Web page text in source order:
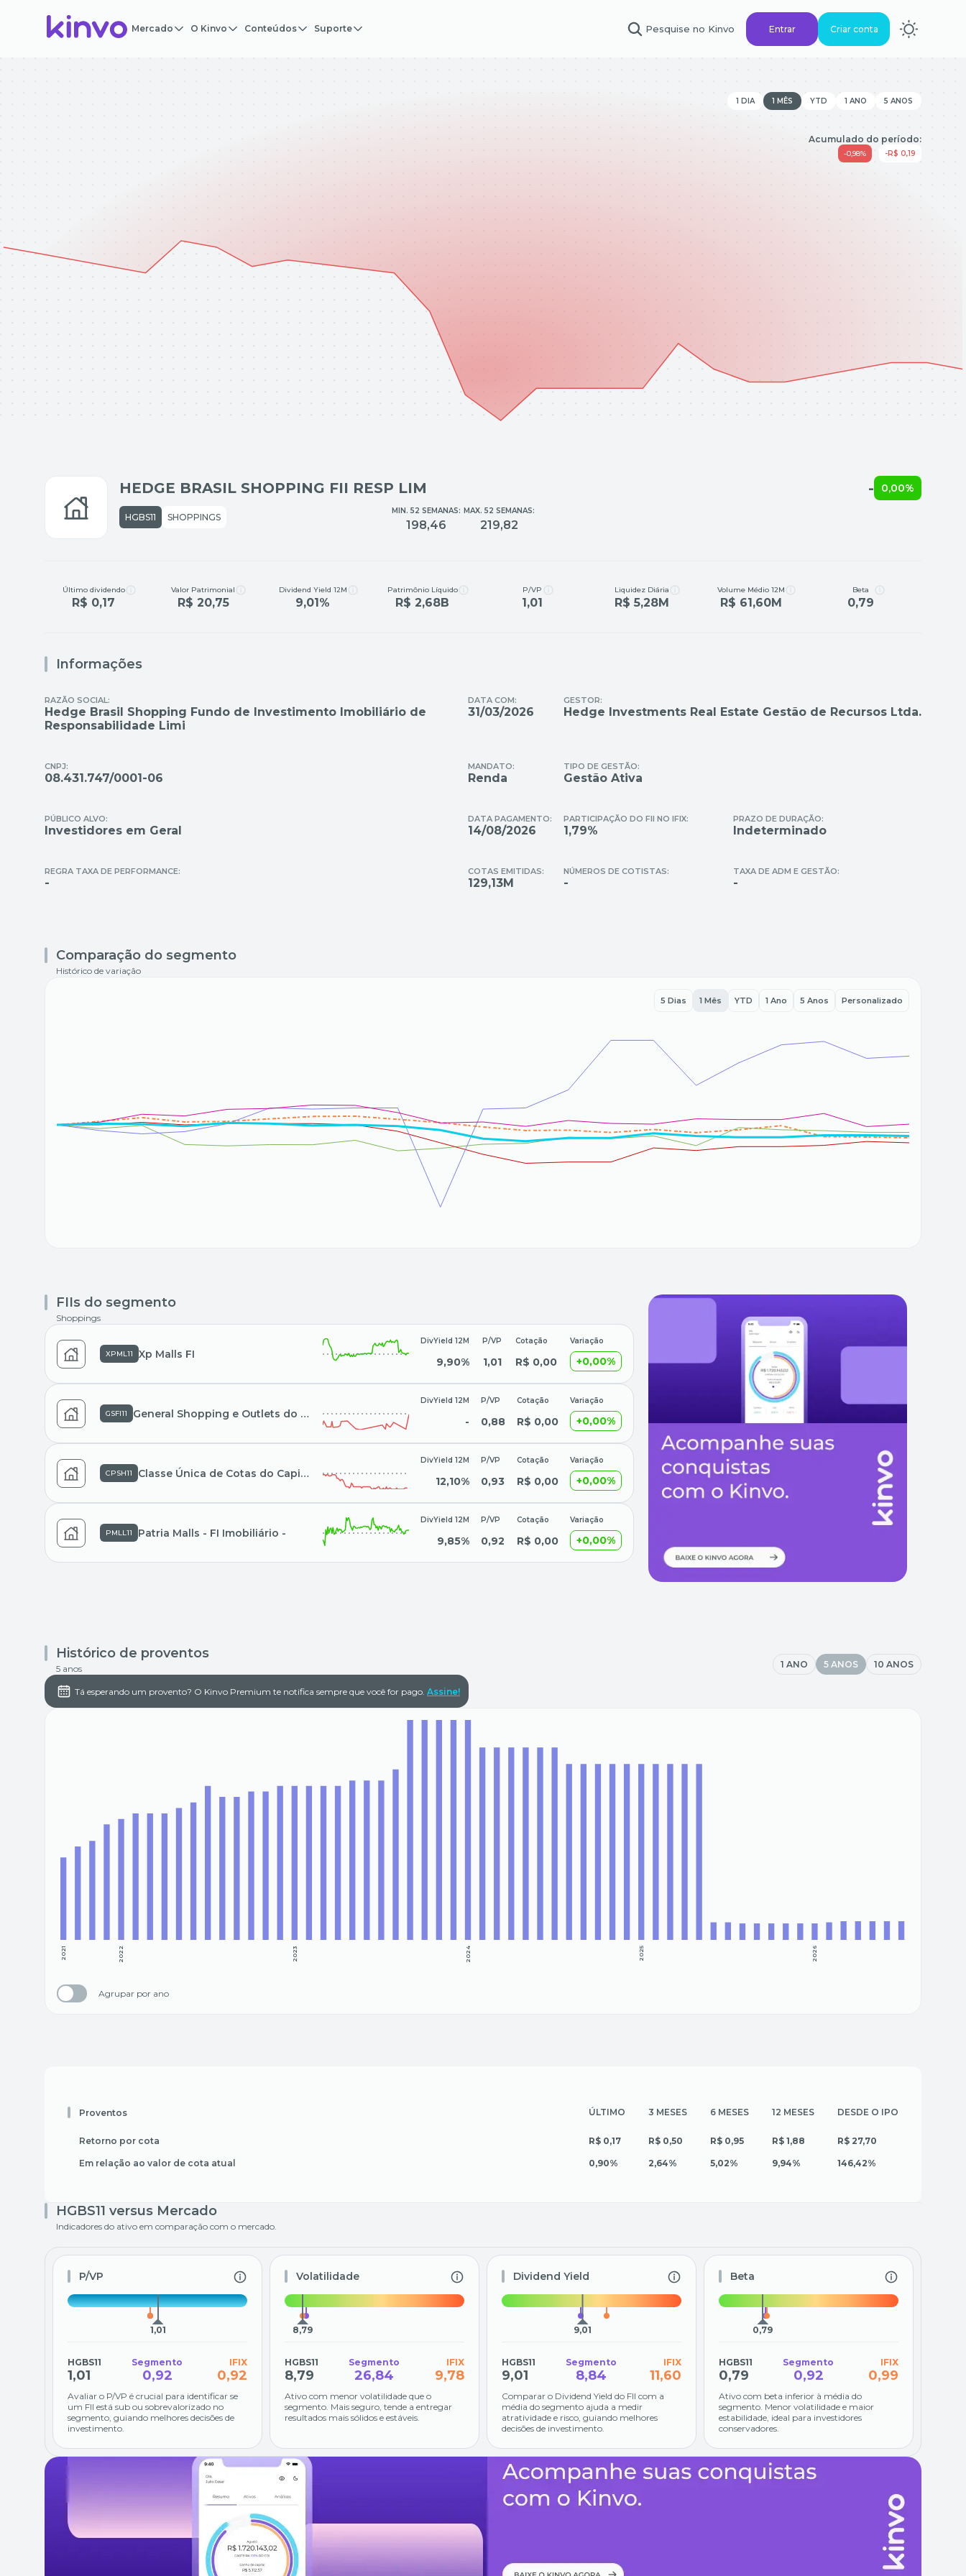
Mercado O Kinvo Conteúdos Suporte Pesquise no Kinvo Entrar Criar conta
1 DIA 1 MÊS YTD 1 ANO 5 ANOS
Acumulado do período:
-0,98% -R$ 0,19
HEDGE BRASIL SHOPPING FII RESP LIM
HGBS11 SHOPPINGS
- 0,00%
MIN. 52 SEMANAS:
198,46
MAX. 52 SEMANAS:
219,82
Último dividendo
R$ 0,17
Valor Patrimonial
R$ 20,75
Dividend Yield 12M
9,01%
Patrimônio Líquido
R$ 2,68B
P/VP
1,01
Liquidez Diária
R$ 5,28M
Volume Médio 12M
R$ 61,60M
Beta
0,79
Informações
RAZÃO SOCIAL:
Hedge Brasil Shopping Fundo de Investimento Imobiliário de
Responsabilidade Limi
DATA COM:
31/03/2026
GESTOR:
Hedge Investments Real Estate Gestão de Recursos Ltda.
CNPJ:
08.431.747/0001-06
MANDATO:
Renda
TIPO DE GESTÃO:
Gestão Ativa
PÚBLICO ALVO:
Investidores em Geral
DATA PAGAMENTO:
14/08/2026
PARTICIPAÇÃO DO FII NO IFIX:
1,79%
PRAZO DE DURAÇÃO:
Indeterminado
REGRA TAXA DE PERFORMANCE:
-
TAXA DE ADM E GESTÃO:
-
COTAS EMITIDAS:
129,13M
NÚMEROS DE COTISTAS:
-
Comparação do segmento
Histórico de variação
5 Dias 1 Mês YTD 1 Ano 5 Anos Personalizado
FIIs do segmento
Shoppings
XPML11 Xp Malls FI
DivYield 12M
9,90%
P/VP
1,01
Cotação
R$ 0,00
Variação
+0,00%
GSFI11 General Shopping e Outlets do Brasil FII Resp Limi
DivYield 12M
-
P/VP
0,88
Cotação
R$ 0,00
Variação
+0,00%
CPSH11 Classe Única de Cotas do Capitânia Shoppings Fundo
DivYield 12M
12,10%
P/VP
0,93
Cotação
R$ 0,00
Variação
+0,00%
PMLL11 Patria Malls - FI Imobiliário -
DivYield 12M
9,85%
P/VP
0,92
Cotação
R$ 0,00
Variação
+0,00%
Histórico de proventos
5 anos 1 ANO 5 ANOS 10 ANOS
Tá esperando um provento? O Kinvo Premium te notifica sempre que você for pago. Assine!
2026
2025
2024
2023
2022
2021
Agrupar por ano
Proventos ÚLTIMO 3 MESES 6 MESES 12 MESES DESDE O IPO
Retorno por cota R$ 0,17 R$ 0,50 R$ 0,95 R$ 1,88 R$ 27,70
Em relação ao valor de cota atual 0,90% 2,64% 5,02% 9,94% 146,42%
HGBS11 versus Mercado
Indicadores do ativo em comparação com o mercado.
P/VP
1,01
HGBS11
1,01
Segmento
0,92
IFIX
0,92
Avaliar o P/VP é crucial para identificar se
um FII está sub ou sobrevalorizado no
segmento, guiando melhores decisões de
investimento.
Volatilidade
8,79
HGBS11
8,79
Segmento
26,84
IFIX
9,78
Ativo com menor volatilidade que o
segmento. Mais seguro, tende a entregar
resultados mais sólidos e estáveis.
Dividend Yield
9,01
HGBS11
9,01
Segmento
8,84
IFIX
11,60
Comparar o Dividend Yield do FII com a
média do segmento ajuda a medir
atratividade e risco, guiando melhores
decisões de investimento.
Beta
0,79
HGBS11
0,79
Segmento
0,92
IFIX
0,99
Ativo com beta inferior à média do
segmento. Menor volatilidade e maior
estabilidade, ideal para investidores
conservadores.